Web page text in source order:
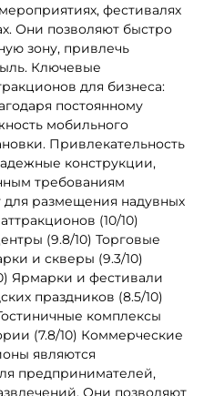
От 294 000 ₽
В НАЛИЧИИ
B-16650 Батут «Торт» с
горкой 7 х 4,7х 5м
325 710 ₽
310 200 ₽